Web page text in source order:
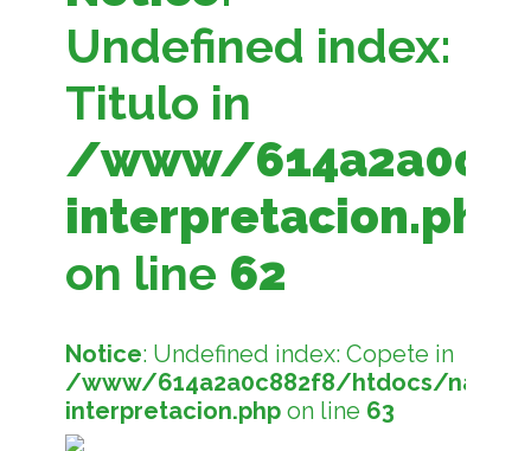
Undefined index:
Titulo in
/www/
interpretacion.php
on line 62
Notice: Undefined index: Copete in
/www/614a2a0c882f8/htdocs/
interpretacion.php on line 63